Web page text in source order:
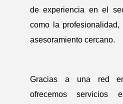
de experiencia en el
como la
asesoramiento cercano.
Gracias a una red
ofrecemos servicios